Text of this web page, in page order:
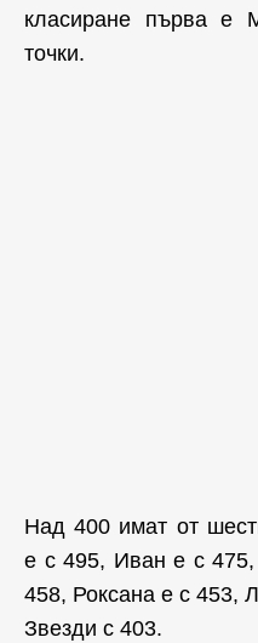
класиране първа е
точки.
Над 400 имат от
е с 495, Иван е с
458, Роксана е с 453,
Звезди с 403.